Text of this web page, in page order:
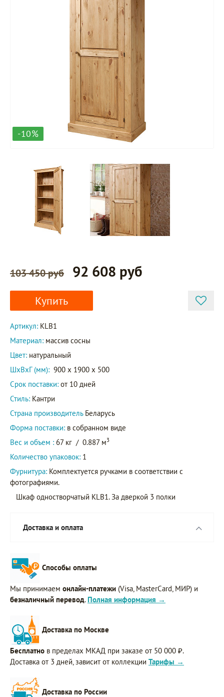
-10%
103 450 руб 92 608 руб
Купить
Артикул: KLB1
Материал: массив сосны
Цвет: натуральный
ШxВxГ (мм): 900 x 1900 x 500
Срок поставки: от 10 дней
Стиль: Кантри
Страна производитель Беларусь
Форма поставки: в собранном виде
Вес и объем : 67 кг / 0.887 м3
Количество упаковок: 1
Фурнитура: Комплектуется ручками в соответствии с
фотографиями.
Шкаф одностворчатый KLB1. За дверкой 3 полки
Доставка и оплата
Способы оплаты
Мы принимаем онлайн-платежи (Visa, MasterCard, МИР) и
безналичный перевод. Полная информация →
Доставка по Москве
Бесплатно в пределах МКАД при заказе от 50 000 ₽.
Доставка от 3 дней, зависит от коллекции Тарифы →
Доставка по России